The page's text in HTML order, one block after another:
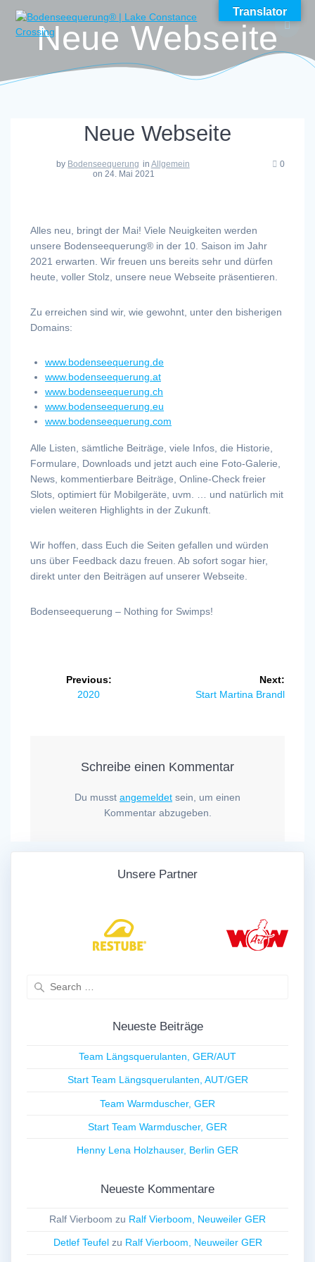
to
content
Neue Webseite
Neue Webseite
by Bodenseequerung in Allgemein
on 24. Mai 2021
0
Alles neu, bringt der Mai! Viele Neuigkeiten werden
unsere Bodenseequerung® in der 10. Saison im Jahr
2021 erwarten. Wir freuen uns bereits sehr und dürfen
heute, voller Stolz, unsere neue Webseite präsentieren.
Zu erreichen sind wir, wie gewohnt, unter den bisherigen
Domains:
www.bodenseequerung.de
www.bodenseequerung.at
www.bodenseequerung.ch
www.bodenseequerung.eu
www.bodenseequerung.com
Alle Listen, sämtliche Beiträge, viele Infos, die Historie,
Formulare, Downloads und jetzt auch eine Foto-Galerie,
News, kommentierbare Beiträge, Online-Check freier
Slots, optimiert für Mobilgeräte, uvm. … und natürlich mit
vielen weiteren Highlights in der Zukunft.
Wir hoffen, dass Euch die Seiten gefallen und würden
uns über Feedback dazu freuen. Ab sofort sogar hier,
direkt unter den Beiträgen auf unserer Webseite.
Bodenseequerung – Nothing for Swimps!
Beitragsnavigation
Previous:
Previous
2020
Next:
Next
Start Martina Brandl
Schreibe einen Kommentar
Du musst angemeldet sein, um einen
Kommentar abzugeben.
Unsere Partner
Neueste Beiträge
Team Längsquerulanten, GER/AUT
Start Team Längsquerulanten, AUT/GER
Team Warmduscher, GER
Start Team Warmduscher, GER
Henny Lena Holzhauser, Berlin GER
Neueste Kommentare
Ralf Vierboom zu Ralf Vierboom, Neuweiler GER
Detlef Teufelzu Ralf Vierboom, Neuweiler GER
Translator